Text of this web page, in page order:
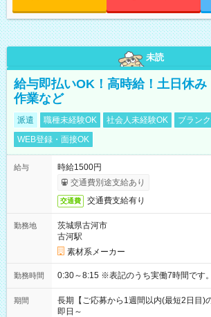
未読
給与即払いOK！高時給！土日休み
作業など
派遣 職種未経験OK 社会人未経験OK
ブラン
WEB登録・面接OK
給与
時給1500円
交通費別途支給あり
交通費 交通費支給有り
勤務地
茨城県古河市
古河駅
素材系メーカー
勤務時間 0:30～8:15 ※表記のうち実働7時間です。
期間
長期【ご応募から1週間以内(最短2日目)
即日～